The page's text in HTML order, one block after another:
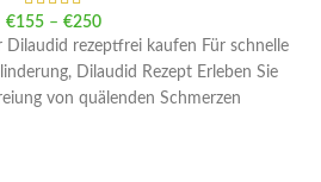
€155 – €250
rezeptfrei kaufen Für schnelle
Dilaudid Rezept Erleben Sie
von quälenden Schmerzen